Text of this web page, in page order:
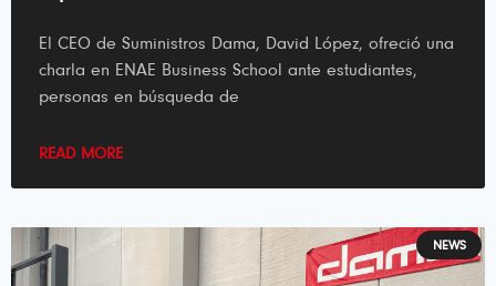
El CEO de Suministros Dama, David López, ofreció una
charla en ENAE Business School ante estudiantes,
personas en búsqueda de
READ MORE
NEWS